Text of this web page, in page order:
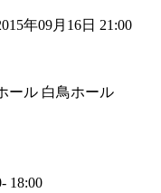
年09月16日 21:00
ール 白鳥ホール
18:00